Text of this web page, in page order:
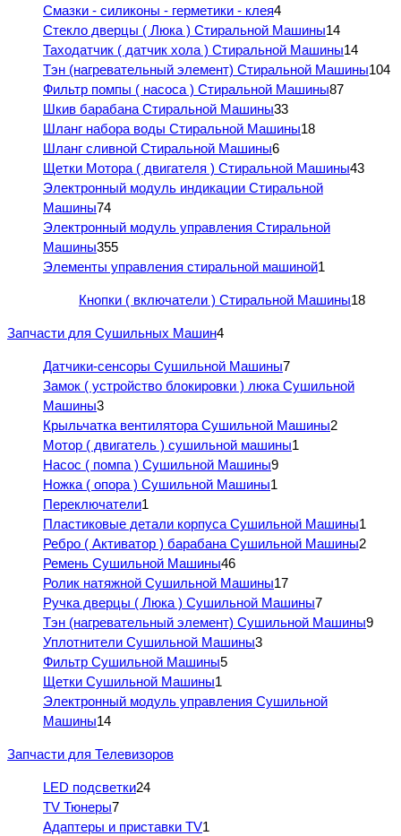
Смазки - силиконы - герметики - клея4
Стекло дверцы ( Люка ) Стиральной Машины14
Таходатчик ( датчик хола ) Стиральной Машины14
Тэн (нагревательный элемент) Стиральной Машины104
Фильтр помпы ( насоса ) Стиральной Машины87
Шкив барабана Стиральной Машины33
Шланг набора воды Стиральной Машины18
Шланг сливной Стиральной Машины6
Щетки Мотора ( двигателя ) Стиральной Машины43
Электронный модуль индикации Стиральной
Машины74
Электронный модуль управления Стиральной
Машины355
Элементы управления стиральной машиной1
Кнопки ( включатели ) Стиральной Машины18
Запчасти для Сушильных Машин4
Датчики-сенсоры Сушильной Машины7
Замок ( устройство блокировки ) люка Сушильной
Машины3
Крыльчатка вентилятора Сушильной Машины2
Мотор ( двигатель ) сушильной машины1
Насос ( помпа ) Сушильной Машины9
Ножка ( опора ) Сушильной Машины1
Переключатели1
Пластиковые детали корпуса Сушильной Машины1
Ребро ( Активатор ) барабана Сушильной Машины2
Ремень Сушильной Машины46
Ролик натяжной Сушильной Машины17
Ручка дверцы ( Люка ) Сушильной Машины7
Тэн (нагревательный элемент) Сушильной Машины9
Уплотнители Сушильной Машины3
Фильтр Сушильной Машины5
Щетки Сушильной Машины1
Электронный модуль управления Сушильной
Машины14
Запчасти для Телевизоров
LED подсветки24
TV Тюнеры7
Адаптеры и приставки TV1